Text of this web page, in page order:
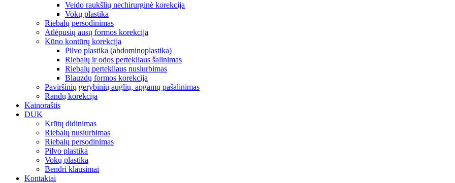
Veido raukšlių nechirurginė korekcija
Vokų plastika
Riebalų persodinimas
Atlėpusių ausų formos korekcija
Kūno kontūrų korekcija
Pilvo plastika (abdominoplastika)
Riebalų ir odos pertekliaus šalinimas
Riebalų pertekliaus nusiurbimas
Blauzdų formos korekcija
Paviršinių gerybinių auglių, apgamų pašalinimas
Randų korekcija
Kainoraštis
DUK
Krūtų didinimas
Riebalų nusiurbimas
Riebalų persodinimas
Pilvo plastika
Vokų plastika
Bendri klausimai
Kontaktai